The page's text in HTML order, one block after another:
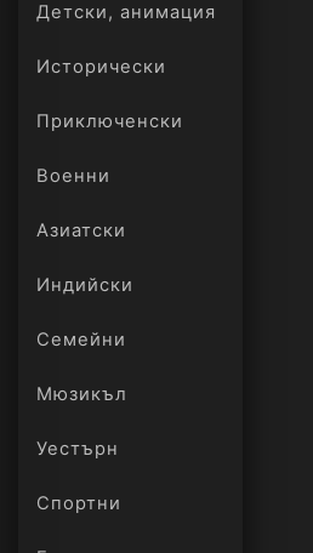
Детски, анимация
Исторически
Приключенски
Военни
Азиатски
Индийски
Семейни
Мюзикъл
Уестърн
Спортни